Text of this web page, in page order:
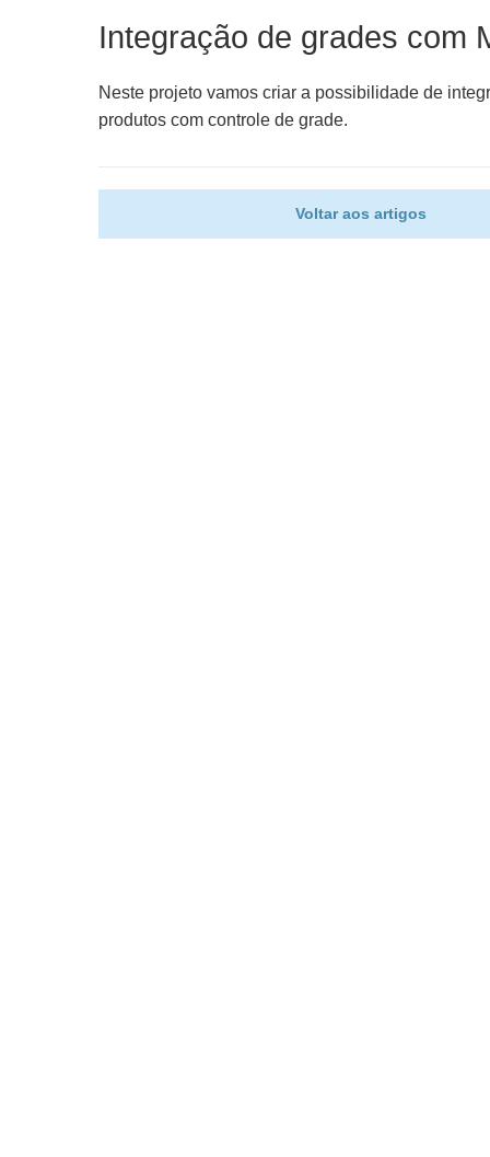
Integração de grades com
Neste projeto vamos criar a possibilidade de
produtos com controle de grade.
Voltar aos artigos